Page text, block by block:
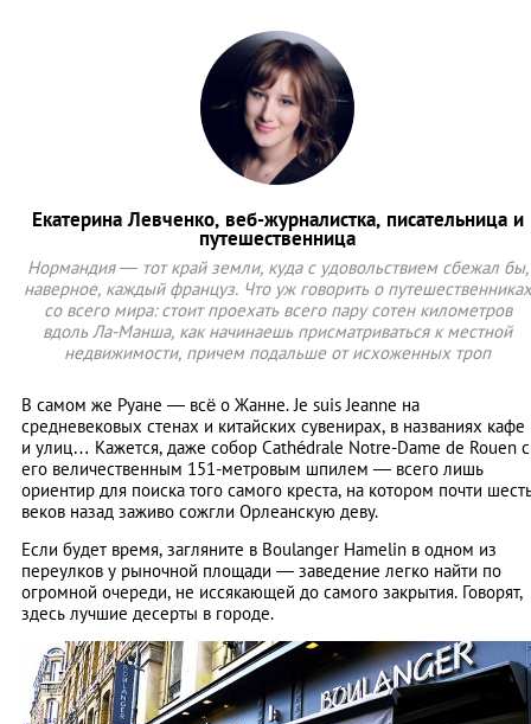
Екатерина Левченко, веб-журналистка, писательница и
путешественница
Нормандия ― тот край земли, куда с удовольствием сбежал бы,
наверное, каждый француз. Что уж говорить о путешественниках
со всего мира: стоит проехать всего пару сотен километров
вдоль Ла-Манша, как начинаешь присматриваться к местной
недвижимости, причем подальше от исхоженных троп
В самом же Руане ― всё о Жанне. Je suis Jeanne на
средневековых стенах и китайских сувенирах, в названиях кафе
и улиц… Кажется, даже собор Cathédrale Notre-Dame de Rouen с
его величественным 151-метровым шпилем ― всего лишь
ориентир для поиска того самого креста, на котором почти
веков назад заживо сожгли Орлеанскую деву.
Если будет время, загляните в Boulanger Hamelin в одном из
переулков у рыночной площади ― заведение легко найти по
огромной очереди, не иссякающей до самого закрытия. Говорят,
здесь лучшие десерты в городе.